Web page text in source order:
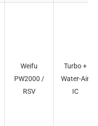
Weifu
PW2000 /
RSV
Turbo +
Water-Air
IC